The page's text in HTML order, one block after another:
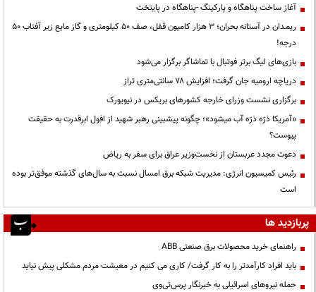
آغاز ساخت پناهگاه و پارکینگ -پناهگاه در پایتخت
ریمـدان در آستانه بحران؛ ۳ هزار کامیون قفل، صف ۵۰ کیلومتری و گاز مایع زیر آفتاب ۵۰
درجه!
بازی‌های لیگ برتر فوتبال با تماشاگر برگزار می‌شود
دریاچه ارومیه جان گرفت؛ افزایش ۷۸ سانتی‌متری تراز
برگزاری نشست وزرای خارجه کشورهای بریکس در نیویورک
«آمریکا ذرّه ذرّه آب میشود»؛ چگونه پیشبینی رهبر شهید از افول ابرقدرت به حقیقت
پیوست؟
دعوت مجدد عربستان از نخست‌وزیر عراق برای سفر به ریاض
رئیس کمیسیون انرژی: مدیریت شبکه برق امسال نسبت به سال‌های گذشته موفق‌تر بوده
است
پربازدید ها
راهنمای خرید محصولات برق صنعتی ABB
باید افراد کارآمدتر را به کار گرفت/ کاری می کنیم در معیشت مردم مشکلی پیش نیاید
حمله نیروهای اسرائیلی به خبرنگار پرس‌تی‌وی